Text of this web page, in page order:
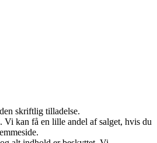
skriftlig tilladelse.
kan få en lille andel af salget, hvis du